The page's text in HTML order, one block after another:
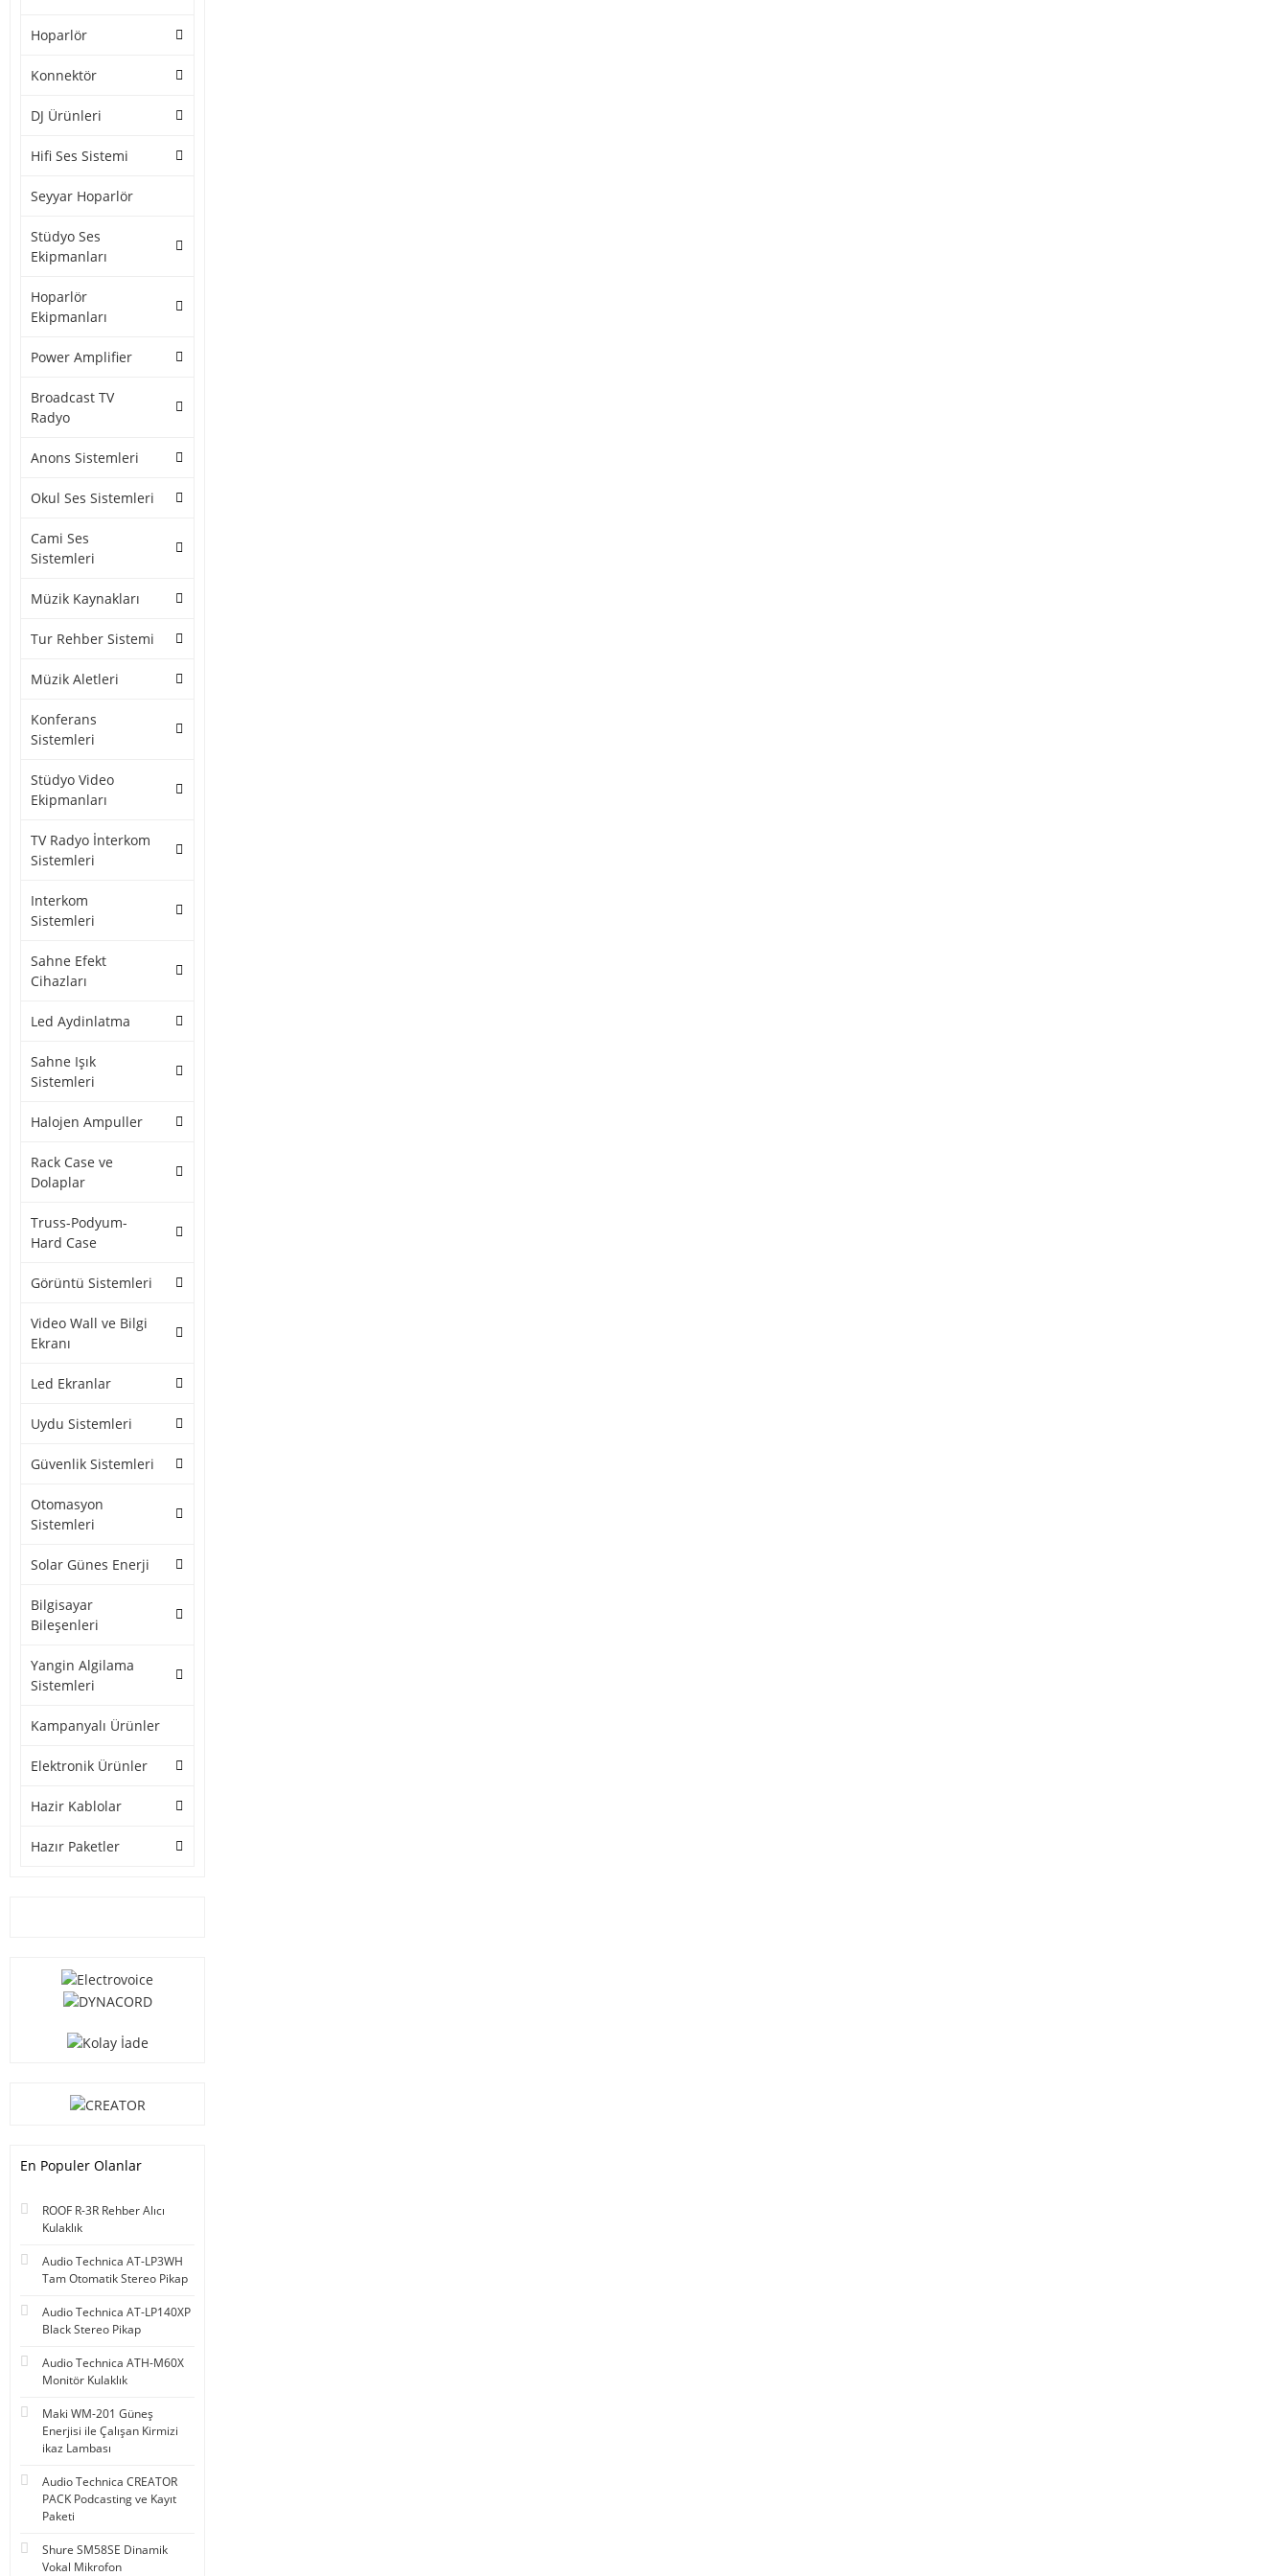
Hoparlör
Konnektör
DJ Ürünleri
Hifi Ses Sistemi
Seyyar Hoparlör
Stüdyo Ses
Ekipmanları
Hoparlör
Ekipmanları
Power Amplifier
Broadcast TV
Radyo
Anons Sistemleri
Okul Ses Sistemleri
Cami Ses
Sistemleri
Müzik Kaynakları
Tur Rehber Sistemi
Müzik Aletleri
Konferans
Sistemleri
Stüdyo Video
Ekipmanları
TV Radyo İnterkom
Sistemleri
Interkom
Sistemleri
Sahne Efekt
Cihazları
Led Aydinlatma
Sahne Işık
Sistemleri
Halojen Ampuller
Rack Case ve
Dolaplar
Truss-Podyum-
Hard Case
Görüntü Sistemleri
Video Wall ve Bilgi
Ekranı
Led Ekranlar
Uydu Sistemleri
Güvenlik Sistemleri
Otomasyon
Sistemleri
Solar Günes Enerji
Bilgisayar
Bileşenleri
Yangin Algilama
Sistemleri
Kampanyalı Ürünler
Elektronik Ürünler
Hazir Kablolar
Hazır Paketler
En Populer Olanlar
ROOF R-3R Rehber Alıcı
Kulaklık
Audio Technica AT-LP3WH
Tam Otomatik Stereo Pikap
Audio Technica AT-LP140XP
Black Stereo Pikap
Audio Technica ATH-M60X
Monitör Kulaklık
Maki WM-201 Güneş
Enerjisi ile Çalışan Kirmizi
ikaz Lambası
Audio Technica CREATOR
PACK Podcasting ve Kayıt
Paketi
Shure SM58SE Dinamik
Vokal Mikrofon